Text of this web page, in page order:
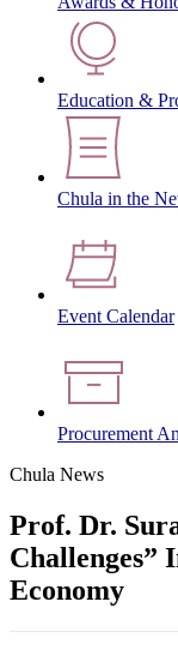
Education &
Chula in the
Event Calendar
Procurement
Chula News
Prof. Dr.
Challenges”
Economy